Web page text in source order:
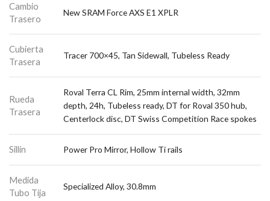
Cambio
Trasero
New SRAM Force AXS E1 XPLR
Cubierta
Trasera
Tracer 700×45, Tan Sidewall, Tubeless Ready
Rueda
Trasera
Roval Terra CL Rim, 25mm internal width, 32mm
depth, 24h, Tubeless ready, DT for Roval 350 hub,
Centerlock disc, DT Swiss Competition Race spokes
Sillín Power Pro Mirror, Hollow Ti rails
Medida
Tubo Tija
Specialized Alloy, 30.8mm